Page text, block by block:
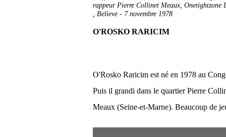
rappeur Pierre Collinet Meaux, Onetightzone
, Believe - 7 novembre 1978
O'ROSKO RARICIM
O'Rosko Raricim est né en 1978 au
Puis il grandi dans le quartier Pierre
Meaux (Seine-et-Marne). Beaucoup de